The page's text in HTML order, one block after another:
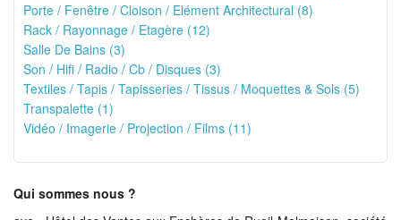
Porte / Fenêtre / Cloison / Elément Architectural (8)
Rack / Rayonnage / Etagère (12)
Salle De Bains (3)
Son / Hifi / Radio / Cb / Disques (3)
Textiles / Tapis / Tapisseries / Tissus / Moquettes & Sols (5)
Transpalette (1)
Vidéo / Imagerie / Projection / Films (11)
Qui sommes nous ?